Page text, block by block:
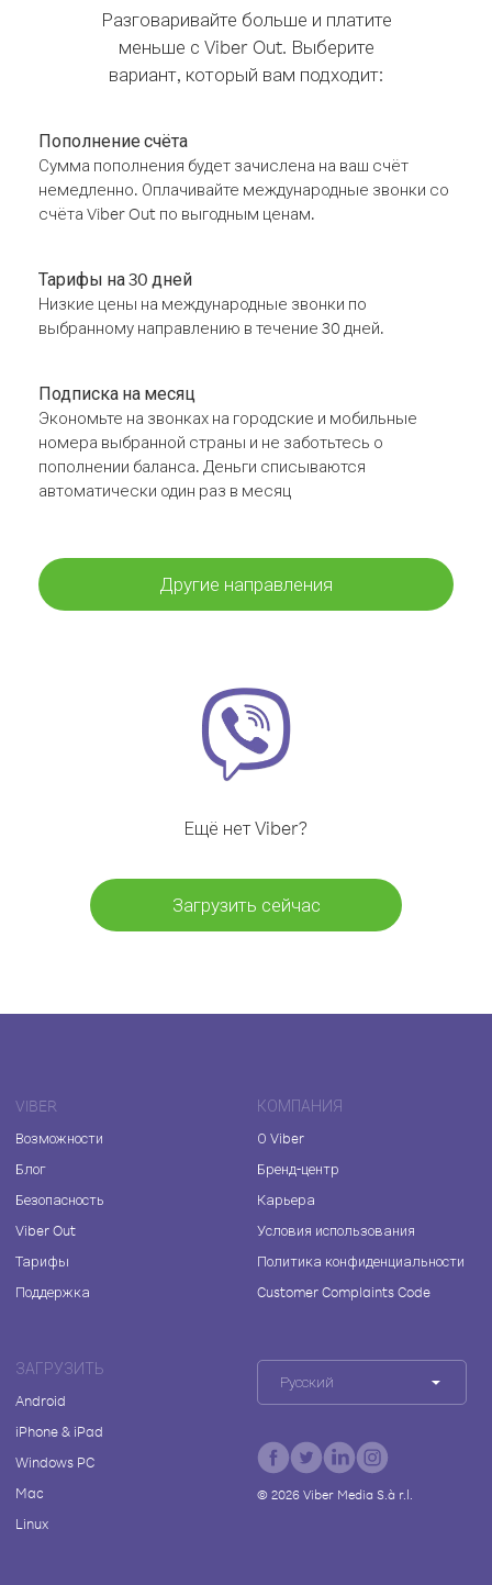
Разговаривайте больше и платите
меньше с Viber Out. Выберите
вариант, который вам подходит:
Пополнение счёта
Сумма пополнения будет зачислена на ваш счёт
немедленно. Оплачивайте международные звонки со
счёта Viber Out по выгодным ценам.
Тарифы на 30 дней
Низкие цены на международные звонки по
выбранному направлению в течение 30 дней.
Подписка на месяц
Экономьте на звонках на городские и мобильные
номера выбранной страны и не заботьтесь о
пополнении баланса. Деньги списываются
автоматически один раз в месяц
Другие направления
Ещё нет Viber?
Загрузить сейчас
VIBER
Возможности
Блог
Безопасность
Viber Out
Тарифы
Поддержка
КОМПАНИЯ
О Viber
Бренд-центр
Карьера
Условия использования
Политика конфиденциальности
Customer Complaints Code
ЗАГРУЗИТЬ
Android
iPhone & iPad
Windows PC
Mac
Linux
Русский
© 2026Viber Media S.à r.l.